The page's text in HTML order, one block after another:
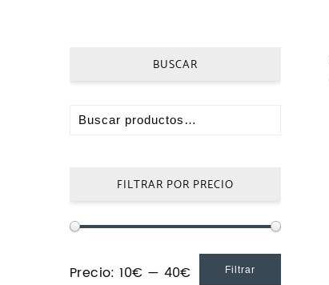
BUSCAR
FILTRAR POR PRECIO
Filtrar
Precio:10€ — 40€